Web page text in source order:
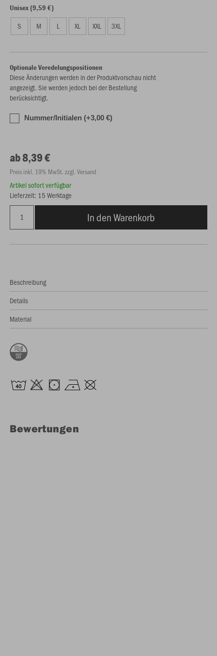
Unisex (9,59 €)
S M L XL XXL 3XL
Optionale Veredelungspositionen
Diese Änderungen werden in der Produktvorschau nicht
angezeigt. Sie werden jedoch bei der Bestellung
berücksichtigt.
Nummer/Initialen (+3,00 €)
ab 8,39 €
Preis inkl. 19% MwSt. zzgl. Versand
Artikel sofort verfügbar
Lieferzeit: 15 Werktage
In den Warenkorb
Beschreibung
Details
Material
Bewertungen